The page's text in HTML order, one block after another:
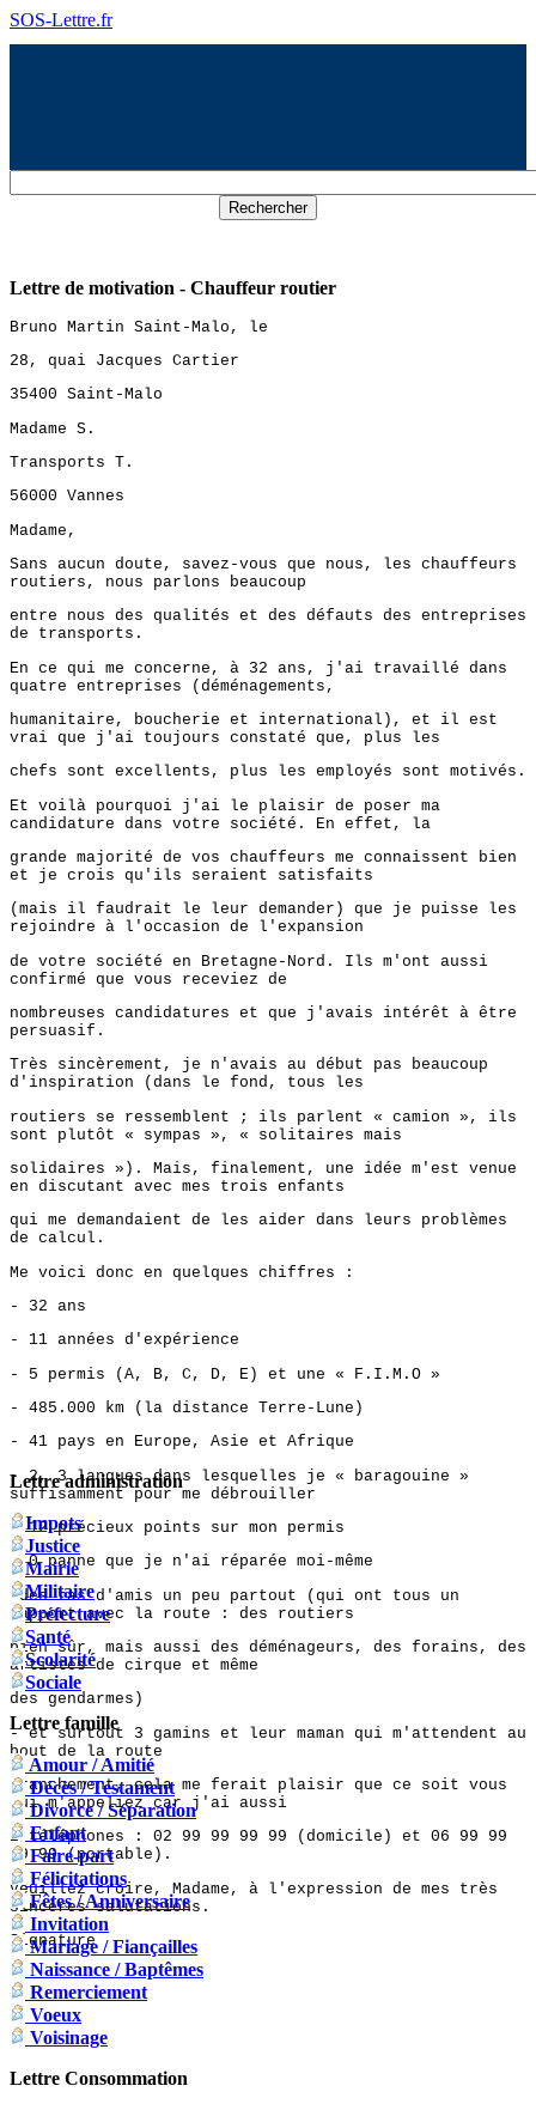
SOS-Lettre.fr
Lettre de motivation - Chauffeur routier
Bruno Martin Saint-Malo, le
28, quai Jacques Cartier
35400 Saint-Malo
Madame S.
Transports T.
56000 Vannes
Madame,
Sans aucun doute, savez-vous que nous, les chauffeurs
routiers, nous parlons beaucoup
entre nous des qualités et des défauts des entreprises
de transports.
En ce qui me concerne, à 32 ans, j'ai travaillé dans
quatre entreprises (déménagements,
humanitaire, boucherie et international), et il est
vrai que j'ai toujours constaté que, plus les
chefs sont excellents, plus les employés sont motivés.
Et voilà pourquoi j'ai le plaisir de poser ma
candidature dans votre société. En effet, la
grande majorité de vos chauffeurs me connaissent bien
et je crois qu'ils seraient satisfaits
(mais il faudrait le leur demander) que je puisse les
rejoindre à l'occasion de l'expansion
de votre société en Bretagne-Nord. Ils m'ont aussi
confirmé que vous receviez de
nombreuses candidatures et que j'avais intérêt à être
persuasif.
Très sincèrement, je n'avais au début pas beaucoup
d'inspiration (dans le fond, tous les
routiers se ressemblent ; ils parlent « camion », ils
sont plutôt « sympas », « solitaires mais
solidaires »). Mais, finalement, une idée m'est venue
en discutant avec mes trois enfants
qui me demandaient de les aider dans leurs problèmes
de calcul.
Me voici donc en quelques chiffres :
- 32 ans
- 11 années d'expérience
- 5 permis (A, B, C, D, E) et une « F.I.M.O »
- 485.000 km (la distance Terre-Lune)
- 41 pays en Europe, Asie et Afrique
- 2, 3 langues dans lesquelles je « baragouine »
suffisamment pour me débrouiller
- 12 précieux points sur mon permis
- 0 panne que je n'ai réparée moi-même
-des tas d'amis un peu partout (qui ont tous un
rapport avec la route : des routiers
bien sûr, mais aussi des déménageurs, des forains, des
artistes de cirque et même
des gendarmes)
- et surtout 3 gamins et leur maman qui m'attendent au
bout de la route
Franchement, cela me ferait plaisir que ce soit vous
qui m'appeliez car j'ai aussi
2 téléphones : 02 99 99 99 99 (domicile) et 06 99 99
99 99 (portable).
Veuillez croire, Madame, à l'expression de mes très
sincères salutations.
Signature
Lettre administration
Impots
Justice
Mairie
Militaire
Préfecture
Santé
Scolarité
Sociale
Lettre famille
Amour / Amitié
Décès / Testament
Divorce / Séparation
Enfant
Faire-part
Félicitations
Fêtes / Anniversaire
Invitation
Mariage / Fiançailles
Naissance / Baptêmes
Remerciement
Voeux
Voisinage
Lettre Consommation